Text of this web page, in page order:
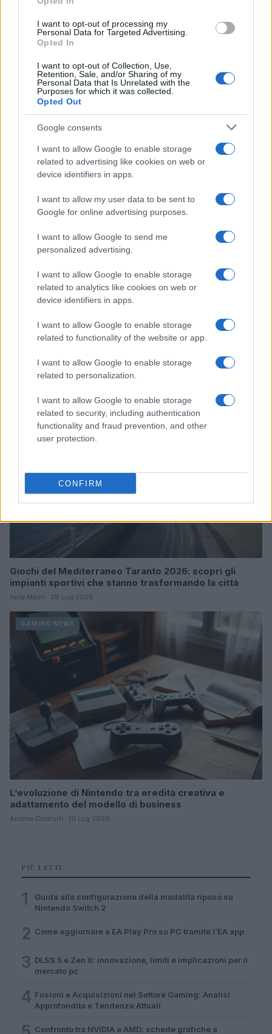
I want to opt-out of processing my
Personal Data for Targeted Advertising.
Opted In
I want to opt-out of Collection, Use,
Retention, Sale, and/or Sharing of my
Personal Data that Is Unrelated with the
Purposes for which it was collected.
Opted Out
Google consents
I want to allow Google to enable storage
related to advertising like cookies on web or
device identifiers in apps.
I want to allow my user data to be sent to
Google for online advertising purposes.
I want to allow Google to send me
personalized advertising.
I want to allow Google to enable storage
related to analytics like cookies on web or
device identifiers in apps.
I want to allow Google to enable storage
related to functionality of the website or app.
I want to allow Google to enable storage
related to personalization.
I want to allow Google to enable storage
related to security, including authentication
functionality and fraud prevention, and other
user protection.
CONFIRM
Continua a leggere
GAMING NEWS
Commonwealth: tutti i dettagli
Francesca Lombardi · 2 Ago 2026
GAMING NEWS
Giochi del Mediterraneo Taranto 2026: scopri gli
impianti sportivi che stanno trasformando la città
Ilaria Mauri · 28 Lug 2026
GAMING NEWS
L’evoluzione di Nintendo tra eredità creativa e
adattamento del modello di business
Andrea Conforti · 10 Lug 2026
PIÙ LETTI
1
Guida alla configurazione della modalità riposo su
Nintendo Switch 2
2 Come aggiornare a EA Play Pro su PC tramite l’EA app
3 DLSS 5 e Zen 6: innovazione, limiti e implicazioni per il
mercato pc
4 Fusioni e Acquisizioni nel Settore Gaming: Analisi
Approfondita e Tendenze Attuali
Confronto tra NVIDIA e AMD: schede grafiche a